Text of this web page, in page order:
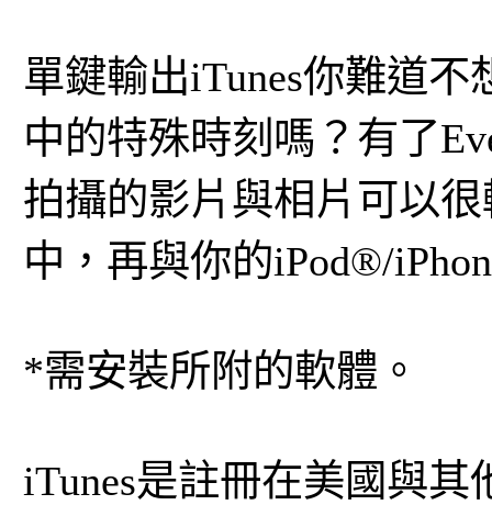
單鍵輸出iTunes你難道
中的特殊時刻嗎？有了
拍攝的影片與相片可以
中，再與你的iPod®/
*需安裝所附的軟體。
iTunes是註冊在美國與